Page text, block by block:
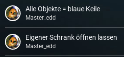
Alle Objekte = blaue Keile
Master_edd
Eigener Schrank öffnen lassen
Master_edd